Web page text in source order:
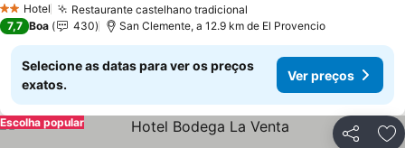
2 Estrelas
Hotel Restaurante castelhano tradicional
7,7 Boa 430 San Clemente, a 12.9 km de El Provencio
Selecione as datas para ver os preços
exatos.
Ver preços
Partilhar
Escolha popular